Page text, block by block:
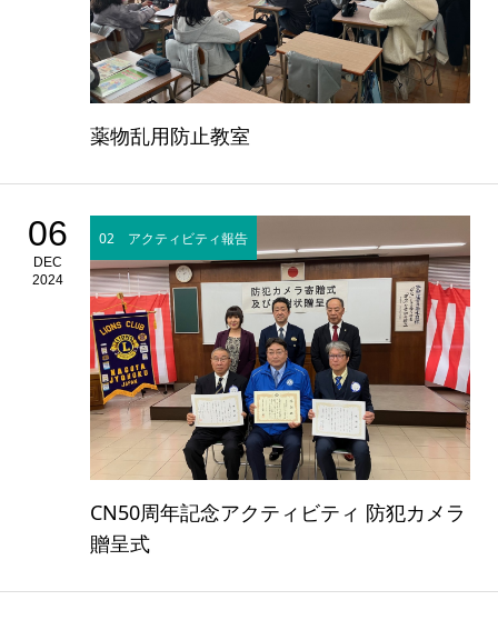
薬物乱用防止教室
06
DEC
2024
02 アクティビティ報告
CN50周年記念アクティビティ 防犯カメラ
贈呈式